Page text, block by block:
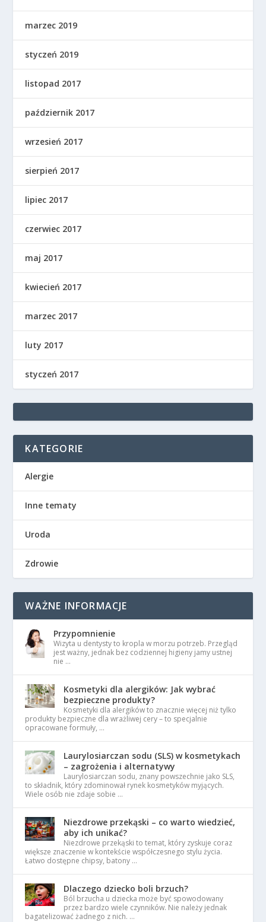
marzec 2019
styczeń 2019
listopad 2017
październik 2017
wrzesień 2017
sierpień 2017
lipiec 2017
czerwiec 2017
maj 2017
kwiecień 2017
marzec 2017
luty 2017
styczeń 2017
KATEGORIE
Alergie
Inne tematy
Uroda
Zdrowie
WAŻNE INFORMACJE
Przypomnienie
Wizyta u dentysty to kropla w morzu potrzeb. Przegląd
jest ważny, jednak bez codziennej higieny jamy ustnej
nie …
Kosmetyki dla alergików: Jak wybrać
bezpieczne produkty?
Kosmetyki dla alergików to znacznie więcej niż tylko
produkty bezpieczne dla wrażliwej cery – to specjalnie
opracowane formuły, …
Laurylosiarczan sodu (SLS) w kosmetykach
– zagrożenia i alternatywy
Laurylosiarczan sodu, znany powszechnie jako SLS,
to składnik, który zdominował rynek kosmetyków myjących.
Wiele osób nie zdaje sobie …
Niezdrowe przekąski – co warto wiedzieć,
aby ich unikać?
Niezdrowe przekąski to temat, który zyskuje coraz
większe znaczenie w kontekście współczesnego stylu życia.
Łatwo dostępne chipsy, batony …
Dlaczego dziecko boli brzuch?
Ból brzucha u dziecka może być spowodowany
przez bardzo wiele czynników. Nie należy jednak
bagatelizować żadnego z nich. …